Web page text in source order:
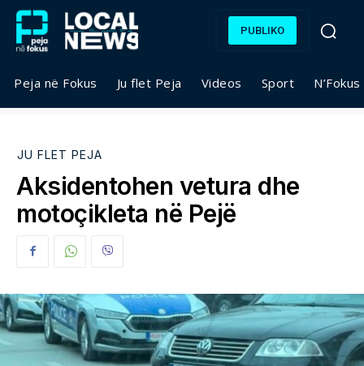
PUBLIKO
Peja në Fokus Ju flet Peja Videos Sport
JU FLET PEJA
Aksidentohen vetura dhe
motoçikleta në Pejë